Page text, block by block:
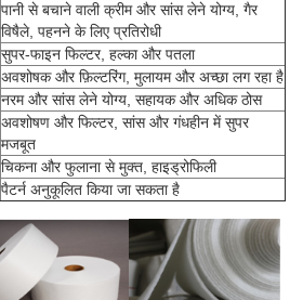
पानी से बचाने वाली क्रीम और सांस लेने योग्य, गैर
विषैले, पहनने के लिए प्रतिरोधी
सुपर-फाइन फिल्टर, हल्का और पतला
अवशोषक और फ़िल्टरिंग, मुलायम और अच्छा लग रहा है
नरम और सांस लेने योग्य, सहायक और अधिक ठोस
अवशोषण और फिल्टर, सांस और गंधहीन में सुपर
मजबूत
चिकना और फुलाना से मुक्त, हाइड्रोफिली
पैटर्न अनुकूलित किया जा सकता है